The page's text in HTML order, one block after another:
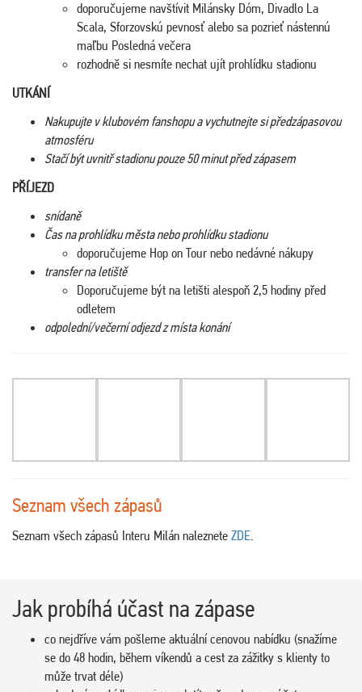
doporučujeme navštívit Milánsky Dóm, Divadlo La
Scala, Sforzovskú pevnosť alebo sa pozrieť nástennú
maľbu Posledná večera
rozhodně si nesmíte nechat ujít prohlídku stadionu
UTKÁNÍ
Nakupujte v klubovém fanshopu a vychutnejte si předzápasovou
atmosféru
Stačí být uvnitř stadionu pouze 50 minut před zápasem
PŘÍJEZD
snídaně
Čas na prohlídku města nebo prohlídku stadionu
doporučujeme Hop on Tour nebo nedávné nákupy
transfer na letiště
Doporučujeme být na letišti alespoň 2,5 hodiny před
odletem
odpolední/večerní odjezd z místa konání
Seznam všech zápasů
Seznam všech zápasů Interu Milán naleznete ZDE.
Jak probíhá účast na zápase
co nejdříve vám pošleme aktuální cenovou nabídku (snažíme
se do 48 hodin, během víkendů a cest za zážitky s klienty to
může trvat déle)